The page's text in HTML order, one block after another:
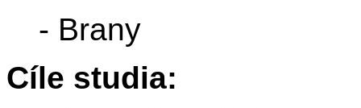
- Brany
Cíle studia: